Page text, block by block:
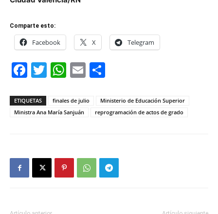
Comparte esto:
Facebook X Telegram
Facebook
Twitter
WhatsApp
Email
ETIQUETAS finales de julio
Ministerio de Educación Superior
Ministra Ana María Sanjuán
reprogramación de actos de grado